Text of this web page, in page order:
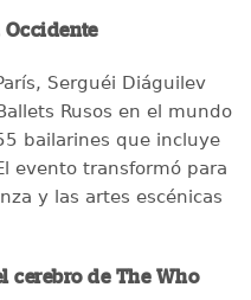
Occidente
Serguéi Diáguilev
Rusos en el mundo
bailarines que incluye
evento transformó para
y las artes escénicas
cerebro de The Who